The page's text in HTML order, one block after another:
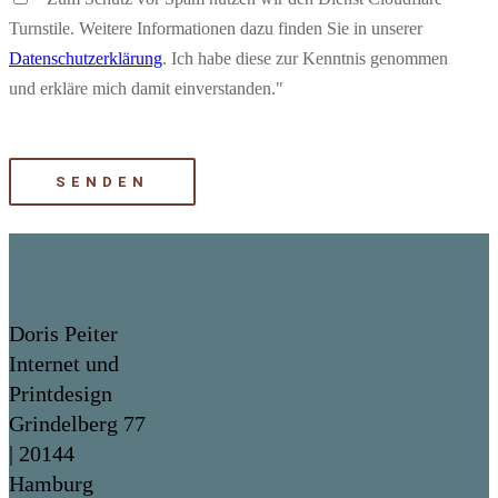
Turnstile. Weitere Informationen dazu finden Sie in unserer
Datenschutzerklärung. Ich habe diese zur Kenntnis genommen
und erkläre mich damit einverstanden."
Doris Peiter
Internet und
Printdesign
Grindelberg 77
| 20144
Hamburg